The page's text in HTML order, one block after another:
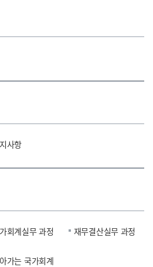
사항
회계실무 과정 재무결산실무 과정
가는 국가회계